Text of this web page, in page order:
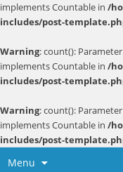
implements Countable in /
includes/post-
Warning: count():
implements Countable in /
includes/post-
Warning: count():
implements Countable in /
includes/post-
Menu